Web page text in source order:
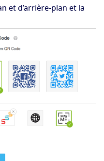
et d’arrière-plan et la